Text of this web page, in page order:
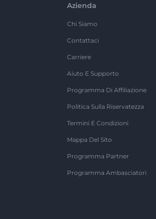
Azienda
Chi Siamo
Contattaci
Carriere
Aiuto E Supporto
Programma Di Affiliazione
Politica Sulla Riservatezza
Termini E Condizioni
Mappa Del Sito
Programma Partner
Programma Ambasciatori